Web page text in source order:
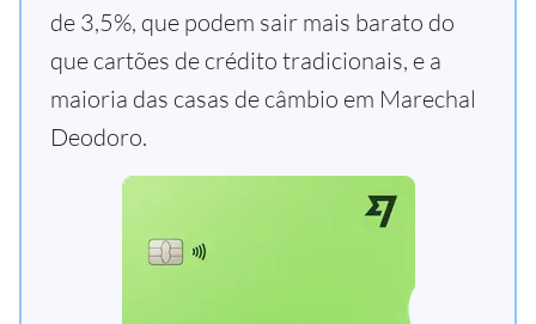
de 3,5%, que podem sair mais barato do
que cartões de crédito tradicionais, e a
maioria das casas de câmbio em Marechal
Deodoro.